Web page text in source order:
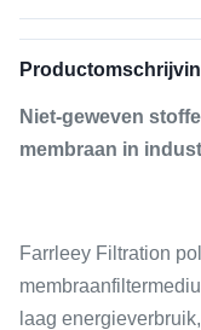
Niet-geweven
membraan in
Farrleey Filtration
laag